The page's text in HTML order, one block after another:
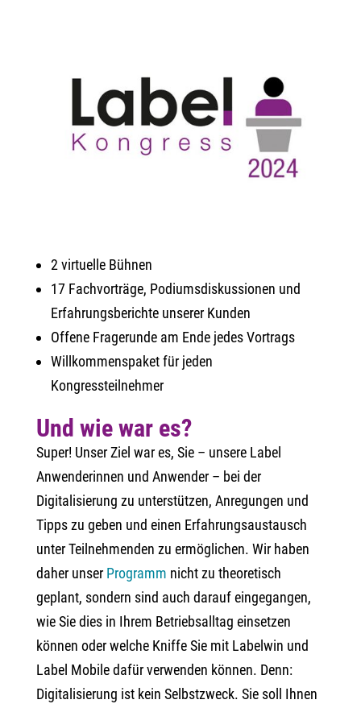
2 virtuelle Bühnen
17 Fachvorträge, Podiumsdiskussionen und
Erfahrungsberichte unserer Kunden
Offene Fragerunde am Ende jedes Vortrags
Willkommenspaket für jeden
Kongressteilnehmer
Und wie war es?
Super! Unser Ziel war es, Sie – unsere Label
Anwenderinnen und Anwender – bei der
Digitalisierung zu unterstützen, Anregungen und
Tipps zu geben und einen Erfahrungsaustausch
unter Teilnehmenden zu ermöglichen. Wir haben
daher unser Programm nicht zu theoretisch
geplant, sondern sind auch darauf eingegangen,
wie Sie dies in Ihrem Betriebsalltag einsetzen
können oder welche Kniffe Sie mit Labelwin und
Label Mobile dafür verwenden können. Denn:
Digitalisierung ist kein Selbstzweck. Sie soll Ihnen